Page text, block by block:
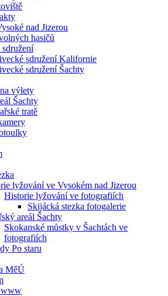
nad Jizerou
hasičů
sdružení Kalifornie
sdružení Šachty
výlety
Šachty
tratě
lyžování ve Vysokém nad Jizerou
Historie lyžování ve fotografiích
Skijácká stezka fotogalerie
areál Šachty
Skokanské můstky v Šachtách ve
fotografiích
Po staru
MěÚ
www